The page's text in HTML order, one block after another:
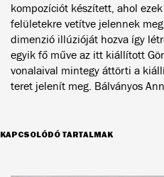
kompozíciót készített, ahol
felületekre vetítve jelennek
dimenzió illúzióját hozva így
egyik fő műve az itt kiállított
vonalaival mintegy áttörti a
teret jelenít meg. Bálványos
KAPCSOLÓDÓ TARTALMAK